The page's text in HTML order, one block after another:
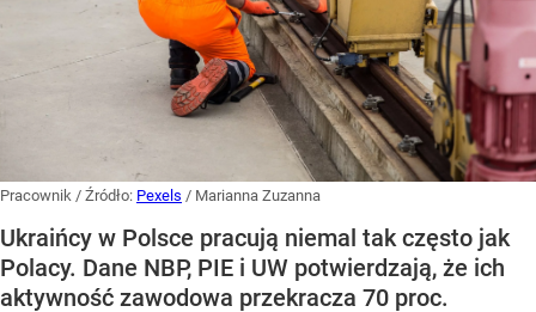
Pracownik / Źródło: Pexels / Marianna Zuzanna
Ukraińcy w Polsce pracują niemal tak często jak
Polacy. Dane NBP, PIE i UW potwierdzają, że ich
aktywność zawodowa przekracza 70 proc.